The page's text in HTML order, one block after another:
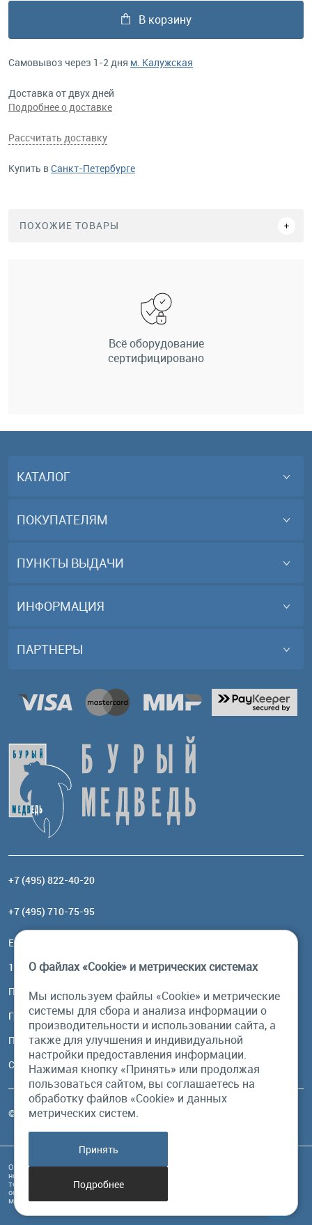
В корзину
Самовывоз через 1-2 дня м. Калужская
Доставка от двух дней
Подробнее о доставке
Рассчитать доставку
Купить вСанкт-Петербурге
ПОХОЖИЕ ТОВАРЫ
Всё оборудование
сертифицировано
КАТАЛОГ
ПОКУПАТЕЛЯМ
ПУНКТЫ ВЫДАЧИ
ИНФОРМАЦИЯ
ПАРТНЕРЫ
+7 (495) 822-40-20
+7 (495) 710-75-95
Email:
117485, Москва, ул. Профсоюзная, 84/32, корп 1
Посмотреть на карте
График работы
Пн-Пт: с 10:00 до 18:00
Сб, Вс: выходной
© Бурый Медведь MMXXVI. Все права защищены.
Обращаем Ваше внимание на то, что данный интернет-сайт и его содержимое
носит исключительно информационный характер и ни при каких условиях
техническая информация, размещенная на сайте, не являются публичной
офертой, определяемой положениями Статьи 437 Гражданского кодекса РФ, и
может быть изменена в любое время без предупреждения.
О файлах «Cookie» и метрических системах
Мы используем файлы «Cookie» и метрические
системы для сбора и анализа информации о
производительности и использовании сайта, а
также для улучшения и индивидуальной
настройки предоставления информации.
Нажимая кнопку «Принять» или продолжая
пользоваться сайтом, вы соглашаетесь на
обработку файлов «Cookie» и данных
метрических систем.
Принять
Подробнее